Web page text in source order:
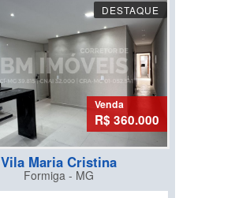
DESTAQUE
Venda
R$ 360.000
Vila Maria Cristina
Formiga - MG